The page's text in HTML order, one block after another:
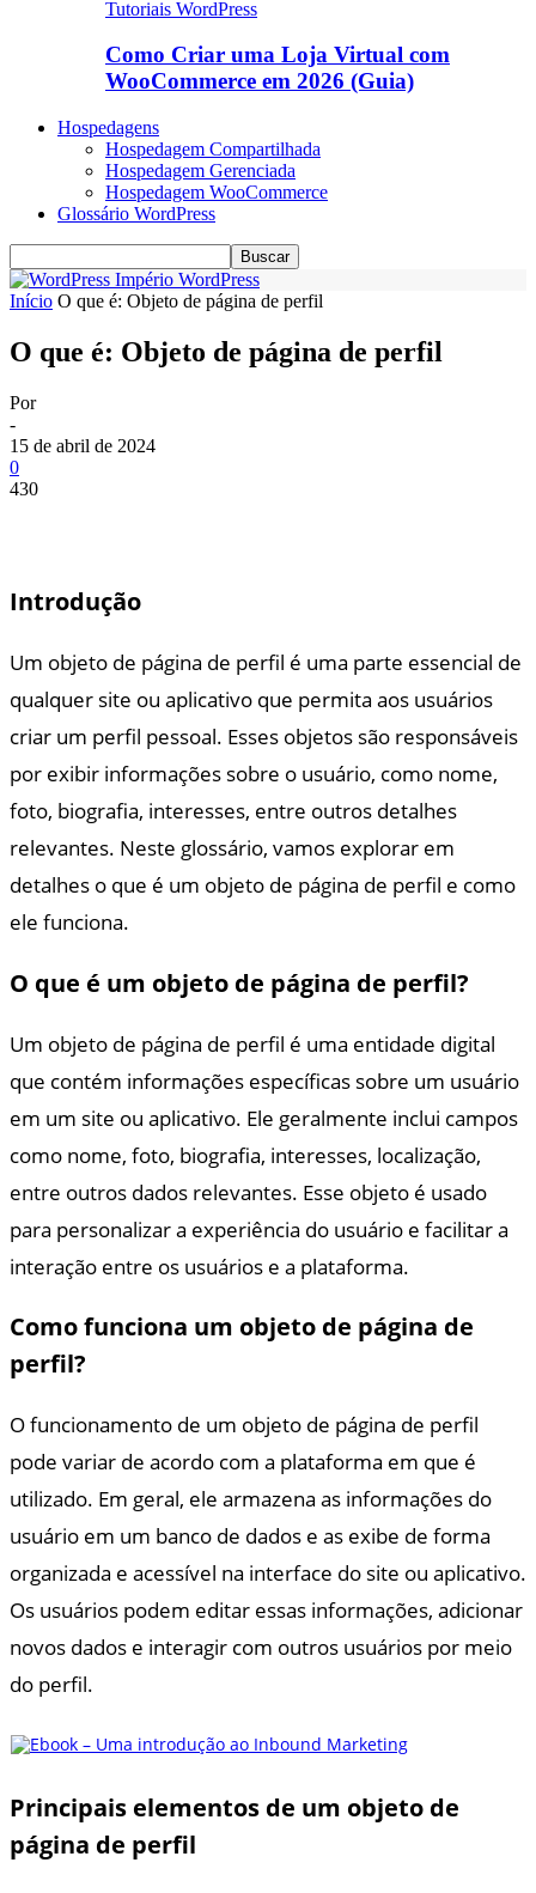
Tutoriais WordPress
Como Criar uma Loja Virtual com
WooCommerce em 2026 (Guia)
Hospedagens
Hospedagem Compartilhada
Hospedagem Gerenciada
Hospedagem WooCommerce
Glossário WordPress
Império WordPress
Início O que é: Objeto de página de perfil
O que é: Objeto de página de perfil
Por
-
15 de abril de 2024
0
430
Introdução
Um objeto de página de perfil é uma parte essencial de
qualquer site ou aplicativo que permita aos usuários
criar um perfil pessoal. Esses objetos são responsáveis
por exibir informações sobre o usuário, como nome,
foto, biografia, interesses, entre outros detalhes
relevantes. Neste glossário, vamos explorar em
detalhes o que é um objeto de página de perfil e como
ele funciona.
O que é um objeto de página de perfil?
Um objeto de página de perfil é uma entidade digital
que contém informações específicas sobre um usuário
em um site ou aplicativo. Ele geralmente inclui campos
como nome, foto, biografia, interesses, localização,
entre outros dados relevantes. Esse objeto é usado
para personalizar a experiência do usuário e facilitar a
interação entre os usuários e a plataforma.
Como funciona um objeto de página de
perfil?
O funcionamento de um objeto de página de perfil
pode variar de acordo com a plataforma em que é
utilizado. Em geral, ele armazena as informações do
usuário em um banco de dados e as exibe de forma
organizada e acessível na interface do site ou aplicativo.
Os usuários podem editar essas informações, adicionar
novos dados e interagir com outros usuários por meio
do perfil.
Principais elementos de um objeto de
página de perfil